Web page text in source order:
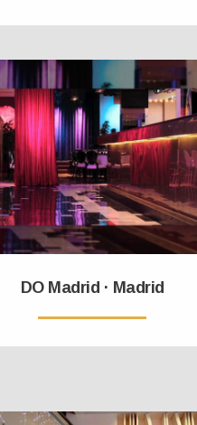
DO Madrid · Madrid